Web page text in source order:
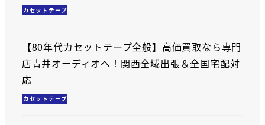
カセットテープ
【80年代カセットテープ全般】高価買取なら専門
店青井オーディオへ！関西全域出張＆全国宅配対
応
カセットテープ